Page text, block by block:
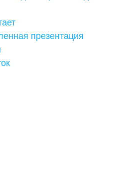
презентация